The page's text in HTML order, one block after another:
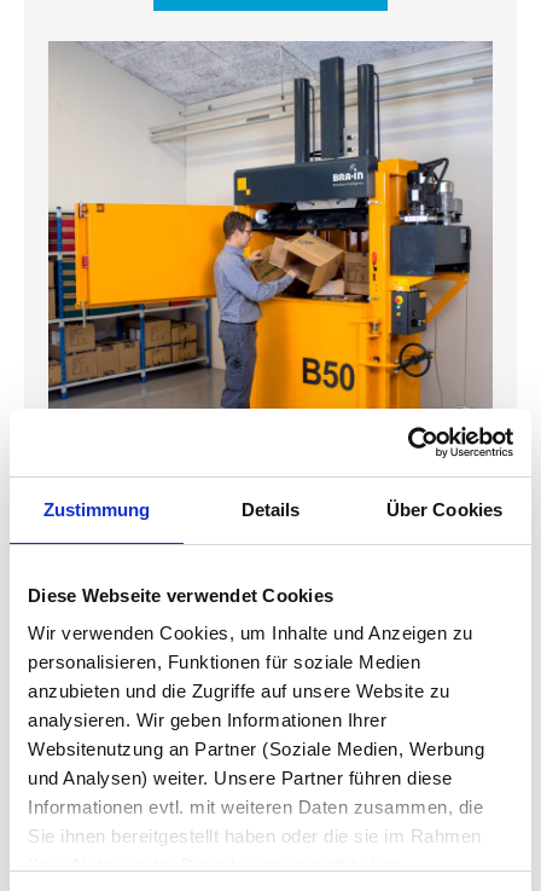
Zustimmung Details Über Cookies
Diese Webseite verwendet Cookies
Wir verwenden Cookies, um Inhalte und Anzeigen zu
personalisieren, Funktionen für soziale Medien
anzubieten und die Zugriffe auf unsere Website zu
analysieren. Wir geben Informationen Ihrer
Websitenutzung an Partner (Soziale Medien, Werbung
und Analysen) weiter. Unsere Partner führen diese
Informationen evtl. mit weiteren Daten zusammen, die
Sie ihnen bereitgestellt haben oder die sie im Rahmen